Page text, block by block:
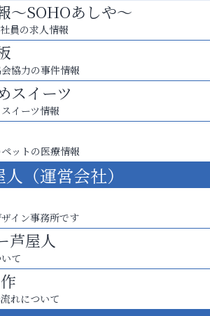
～SOHOあしや～
員の求人情報
協力の事件情報
スイーツ
イーツ情報
ットの医療情報
（運営会社）
イン事務所です
芦屋人
て
れについて